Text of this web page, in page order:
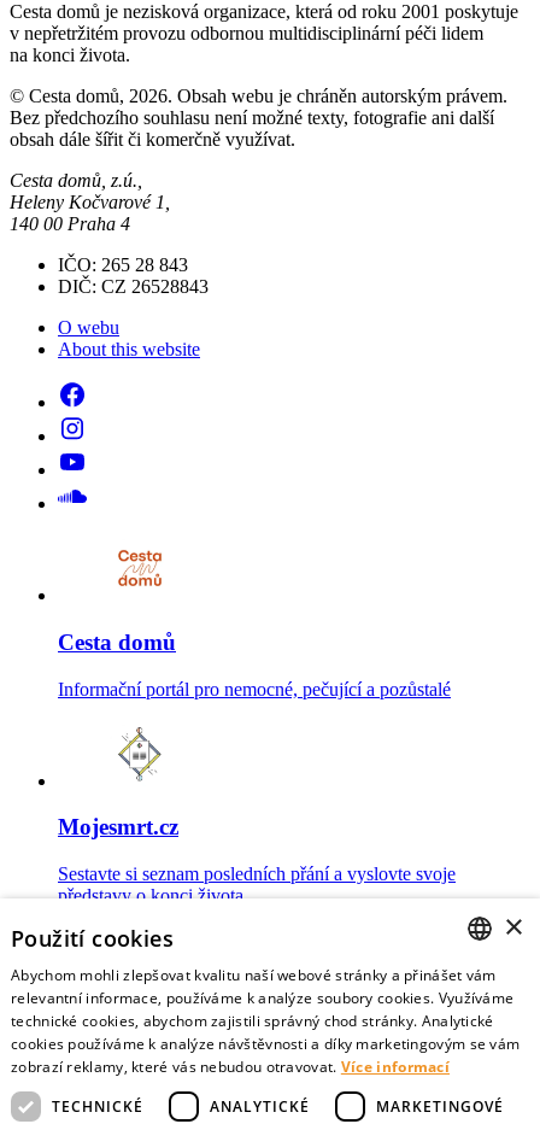
Cesta domů je nezisková organizace, která od roku 2001 poskytuje
v nepřetržitém provozu odbornou multidisciplinární péči lidem
na konci života.
© Cesta domů, 2026. Obsah webu je chráněn autorským právem.
Bez předchozího souhlasu není možné texty, fotografie ani další
obsah dále šířit či komerčně využívat.
Cesta domů, z.ú.,
Heleny Kočvarové 1,
140 00 Praha 4
IČO: 265 28 843
DIČ: CZ 26528843
O webu
About this website
Cesta domů
Informační portál pro nemocné, pečující a pozůstalé
Mojesmrt.cz
Sestavte si seznam posledních přání a vyslovte svoje
představy o konci života
Data o umírání
Nejnovější data o postojích veřejnosti a zdravotníků k umírání
CZECH
ENGLISH
×
Použití cookies
Abychom mohli zlepšovat kvalitu naší webové stránky a přinášet vám
relevantní informace, používáme k analýze soubory cookies. Využíváme
technické cookies, abychom zajistili správný chod stránky. Analytické
cookies používáme k analýze návštěvnosti a díky marketingovým se vám
zobrazí reklamy, které vás nebudou otravovat. Více informací
TECHNICKÉ
ANALYTICKÉ MARKETINGOVÉ